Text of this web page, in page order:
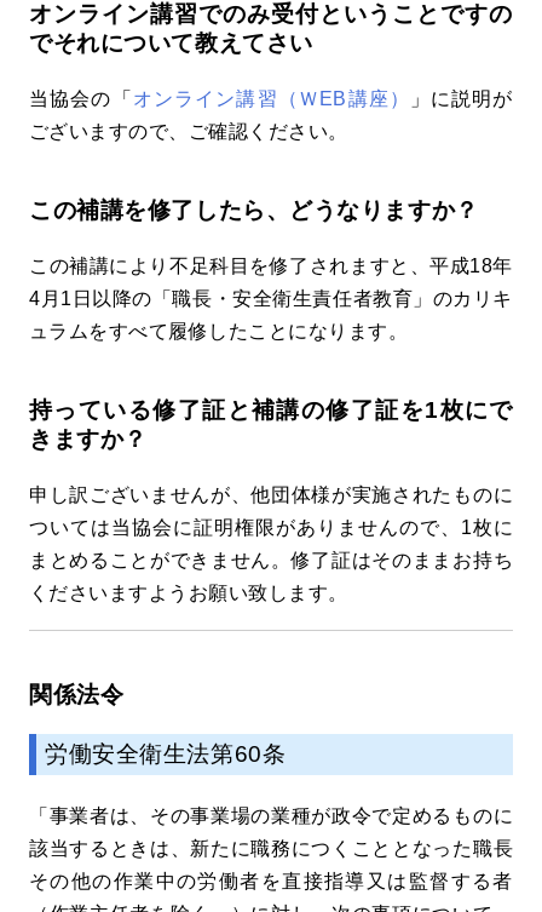
オンライン講習でのみ受付ということですの
でそれについて教えてさい
当協会の「 オンライン講習（ＷEB講座）
」に説明が
ございますので、ご確認ください。
この補講を修了したら、どうなりますか？
この補講により不足科目を修了されますと、平成18年
4月1日以降の「職長・安全衛生責任者教育」のカリキ
ュラムをすべて履修したことになります。
持っている修了証と補講の修了証を1枚にで
きますか？
申し訳ございませんが、他団体様が実施されたものに
ついては当協会に証明権限がありませんので、1枚に
まとめることができません。修了証はそのままお持ち
くださいますようお願い致します。
関係法令
労働安全衛生法第60条
「事業者は、その事業場の業種が政令で定めるものに
該当するときは、新たに職務につくこととなった職長
その他の作業中の労働者を直接指導又は監督する者